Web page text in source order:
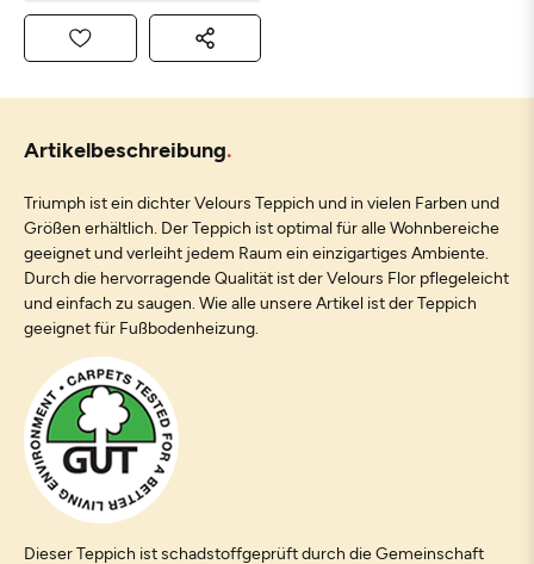
Artikelbeschreibung
Triumph ist ein dichter Velours Teppich und in vielen Farben und
Größen erhältlich. Der Teppich ist optimal für alle Wohnbereiche
geeignet und verleiht jedem Raum ein einzigartiges Ambiente.
Durch die hervorragende Qualität ist der Velours Flor pflegeleicht
und einfach zu saugen. Wie alle unsere Artikel ist der Teppich
geeignet für Fußbodenheizung.
Dieser Teppich ist schadstoffgeprüft durch die Gemeinschaft